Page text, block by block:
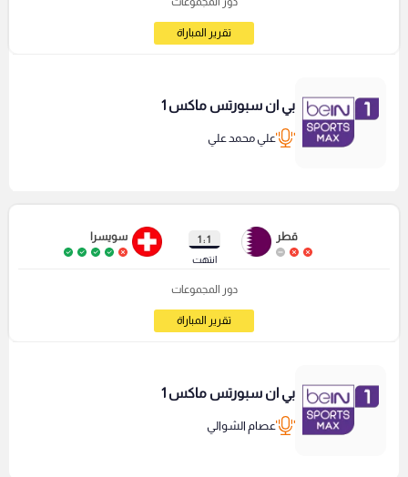
تقرير المباراة
بي ان سبورتس ماكس 1
علي محمد علي
قطر
1 : 1
انتهت
سويسرا
دور المجموعات
تقرير المباراة
بي ان سبورتس ماكس 1
عصام الشوالي